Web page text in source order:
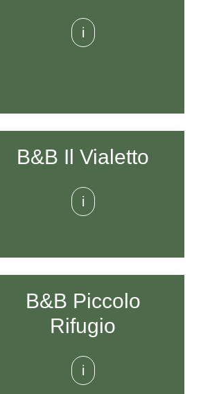
i
B&B Il Vialetto
i
B&B Piccolo
Rifugio
i